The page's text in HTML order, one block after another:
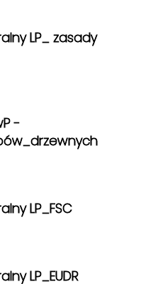
LP_ zasady
-
LP_FSC
LP_EUDR